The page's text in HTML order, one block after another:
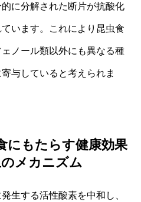
に分解された断片が抗酸化
います。これにより昆虫食
ノール類以外にも異なる種
与していると考えられま
にもたらす健康効果
メカニズム
生する活性酸素を中和し、